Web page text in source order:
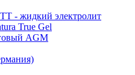
- жидкий электролит
True Gel
AGM